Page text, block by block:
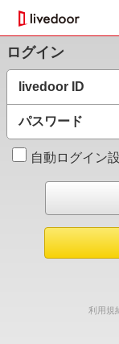
ログイン
livedoor ID
パスワード
自動ログイン
利用規